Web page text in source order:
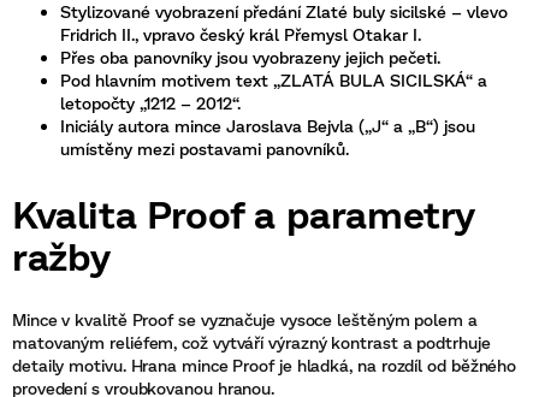
Stylizované vyobrazení předání Zlaté buly sicilské – vlevo
Fridrich II., vpravo český král Přemysl Otakar I.
Přes oba panovníky jsou vyobrazeny jejich pečeti.
Pod hlavním motivem text „ZLATÁ BULA SICILSKÁ“ a
letopočty „1212 – 2012“.
Iniciály autora mince Jaroslava Bejvla („J“ a „B“) jsou
umístěny mezi postavami panovníků.
Kvalita Proof a parametry
ražby
Mince v kvalitě Proof se vyznačuje vysoce leštěným polem a
matovaným reliéfem, což vytváří výrazný kontrast a podtrhuje
detaily motivu. Hrana mince Proof je hladká, na rozdíl od běžného
provedení s vroubkovanou hranou.